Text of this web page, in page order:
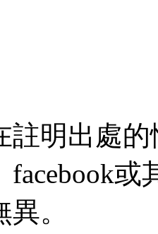
註明出處
facebook
。